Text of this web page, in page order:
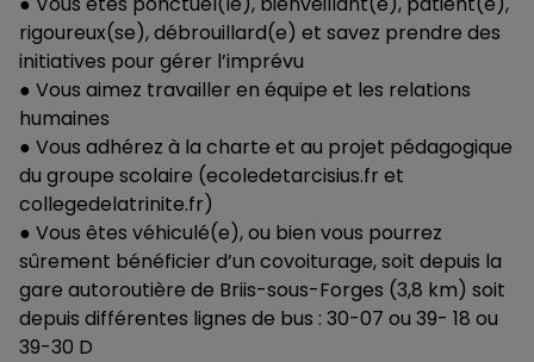
rigoureux(se), débrouillard(e) et savez prendre des
initiatives pour gérer l’imprévu
● Vous aimez travailler en équipe et les relations
humaines
● Vous adhérez à la charte et au projet pédagogique
du groupe scolaire (ecoledetarcisius.fr et
collegedelatrinite.fr)
● Vous êtes véhiculé(e), ou bien vous pourrez
sûrement bénéficier d’un covoiturage, soit depuis la
gare autoroutière de Briis-sous-Forges (3,8 km) soit
depuis différentes lignes de bus : 30-07 ou 39- 18 ou
39-30 D